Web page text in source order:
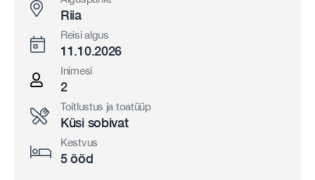
Riia
Reisi algus
11.10.2026
Inimesi
2
Toitlustus ja toatüüp
Küsi sobivat
Kestvus
5 ööd